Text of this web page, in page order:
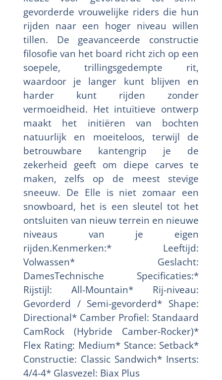
gevorderde vrouwelijke riders die hun
rijden naar een hoger niveau willen
tillen. De geavanceerde constructie
filosofie van het board richt zich op een
soepele, trillingsgedempte rit,
waardoor je langer kunt blijven en
harder kunt rijden zonder
vermoeidheid. Het intuïtieve ontwerp
maakt het initiëren van bochten
natuurlijk en moeiteloos, terwijl de
betrouwbare kantengrip je de
zekerheid geeft om diepe carves te
maken, zelfs op de meest stevige
sneeuw. De Elle is niet zomaar een
snowboard, het is een sleutel tot het
ontsluiten van nieuw terrein en nieuwe
niveaus van je eigen
rijden.Kenmerken:* Leeftijd:
Volwassen* Geslacht:
DamesTechnische Specificaties:*
Rijstijl: All-Mountain* Rij-niveau:
Gevorderd / Semi-gevorderd* Shape:
Directional* Camber Profiel: Standaard
CamRock (Hybride Camber-Rocker)*
Flex Rating: Medium* Stance: Setback*
Constructie: Classic Sandwich* Inserts:
4/4-4* Glasvezel: Biax Plus